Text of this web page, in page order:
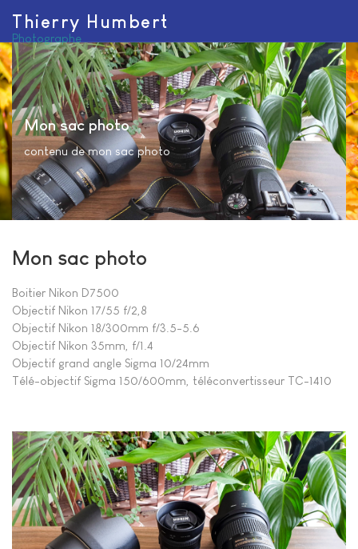
Thierry Humbert
Photographe
Mon sac photo
contenu de mon sac photo
Mon sac photo
Boitier Nikon D7500
Objectif Nikon 17/55 f/2,8
Objectif Nikon 18/300mm f/3.5-5.6
Objectif Nikon 35mm, f/1.4
Objectif grand angle Sigma 10/24mm
Télé-objectif Sigma 150/600mm, téléconvertisseur TC-1410